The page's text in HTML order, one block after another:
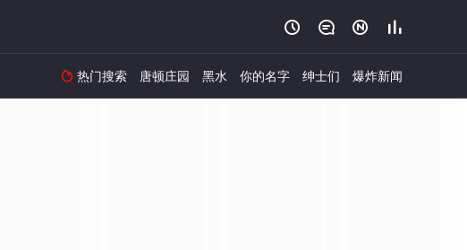
   
 热门搜索 唐顿庄园 黑水 你的名字 绅士们 爆炸新闻